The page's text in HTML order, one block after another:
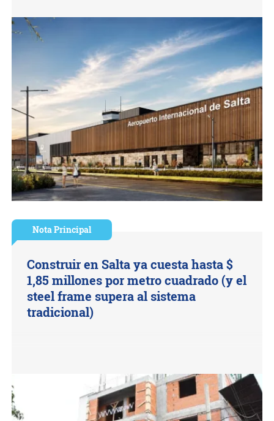
Nota Principal
Construir en Salta ya cuesta hasta $
1,85 millones por metro cuadrado (y el
steel frame supera al sistema
tradicional)